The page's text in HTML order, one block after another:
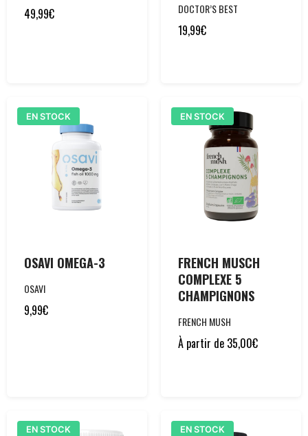
49,99€ DOCTOR’S BEST
19,99€
EN STOCK
OSAVI OMEGA-3
OSAVI
9,99€
EN STOCK
FRENCH MUSCH
COMPLEXE 5
CHAMPIGNONS
FRENCH MUSH
À partir de 35,00€
EN STOCK EN STOCK